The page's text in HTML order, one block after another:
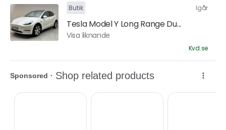
Butik Igår
Tesla Model Y Long Range Du...
Visa liknande
Kvd.se